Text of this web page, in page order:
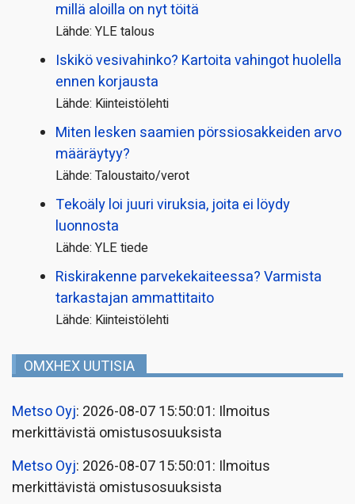
millä aloilla on nyt töitä
Lähde: YLE talous
Iskikö vesivahinko? Kartoita vahingot huolella
ennen korjausta
Lähde: Kiinteistölehti
Miten lesken saamien pörssi­osakkeiden arvo
määräytyy?
Lähde: Taloustaito/verot
Tekoäly loi juuri viruksia, joita ei löydy
luonnosta
Lähde: YLE tiede
Riskirakenne parvekekaiteessa? Varmista
tarkastajan ammattitaito
Lähde: Kiinteistölehti
OMXHEX UUTISIA
Metso Oyj: 2026-08-07 15:50:01: Ilmoitus
merkittävistä omistusosuuksista
Metso Oyj: 2026-08-07 15:50:01: Ilmoitus
merkittävistä omistusosuuksista